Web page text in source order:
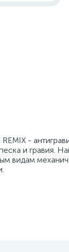
-
и гравия.
видам